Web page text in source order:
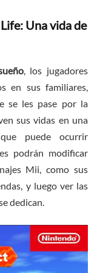
Una vida de
, los jugadores
en sus familiares,
se les pase por la
sus vidas en una
puede ocurrir
podrán modificar
Mii, como sus
y luego ver las
dedican.